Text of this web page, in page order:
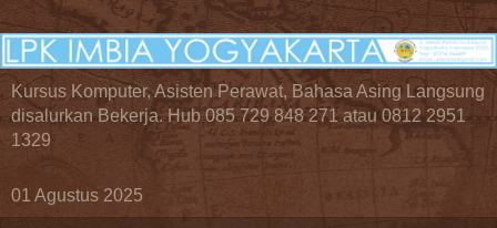
Kursus Komputer, Asisten Perawat, Bahasa Asing Langsung
disalurkan Bekerja. Hub 085 729 848 271 atau 0812 2951
1329
01 Agustus 2025